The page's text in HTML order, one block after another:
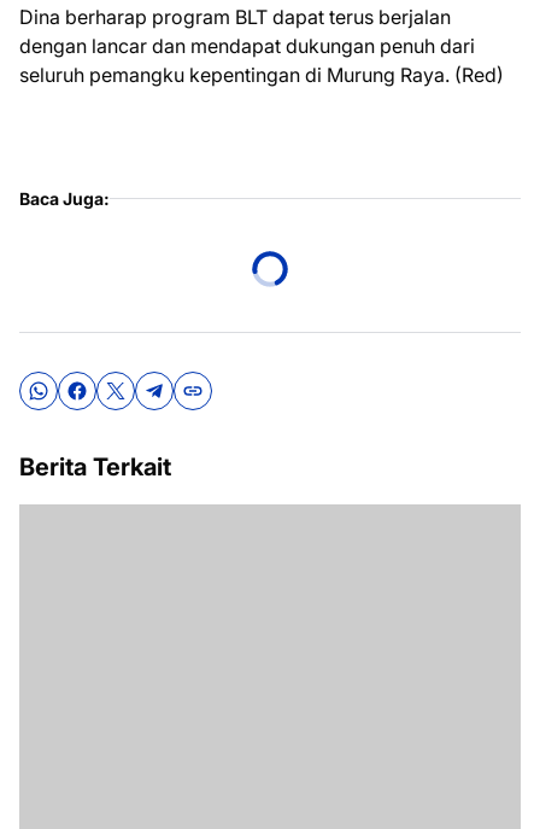
Dina berharap program BLT dapat terus berjalan
dengan lancar dan mendapat dukungan penuh dari
seluruh pemangku kepentingan di Murung Raya. (Red)
Baca Juga:
Berita Terkait